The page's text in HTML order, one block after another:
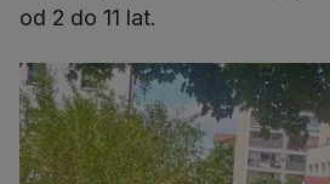
od 2 do 11 lat.